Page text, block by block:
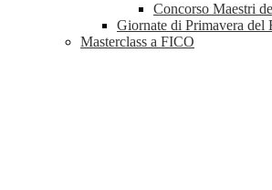
Concorso Maestri
Giornate di Primavera del
Masterclass a FICO